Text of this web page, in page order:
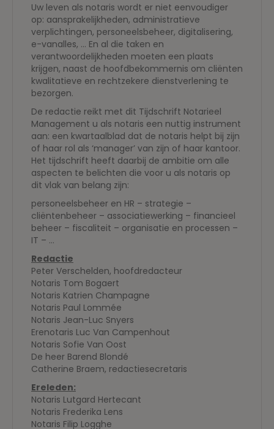
Uw leven als notaris wordt er niet eenvoudiger
op: aansprakelijkheden, administratieve
verplichtingen, personeelsbeheer, digitalisering,
e-vanalles, … En al die taken en
verantwoordelijkheden moeten een plaats
krijgen, naast de hoofdbekommernis om cliënten
kwalitatieve en rechtzekere dienstverlening te
bezorgen.
De redactie reikt met dit Tijdschrift Notarieel
Management u als notaris een nuttig instrument
aan: een kwartaalblad dat de notaris helpt bij zijn
of haar rol als ‘manager’ van zijn of haar kantoor.
Het tijdschrift heeft daarbij de ambitie om alle
aspecten te belichten die voor u als notaris op
dit vlak van belang zijn:
personeelsbeheer en HR – strategie –
cliëntenbeheer – associatiewerking – financieel
beheer – fiscaliteit – organisatie en processen –
IT – …
Redactie
Peter Verschelden, hoofdredacteur
Notaris Tom Bogaert
Notaris Katrien Champagne
Notaris Paul Lommée
Notaris Jean-Luc Snyers
Erenotaris Luc Van Campenhout
Notaris Sofie Van Oost
De heer Barend Blondé
Catherine Braem, redactiesecretaris
Ereleden:
Notaris Lutgard Hertecant
Notaris Frederika Lens
Notaris Filip Logghe